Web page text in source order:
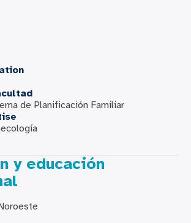
de Planificación Familiar
y educación